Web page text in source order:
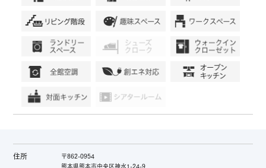
住所
〒862-0954
熊本県熊本市中央区神水1-24-9